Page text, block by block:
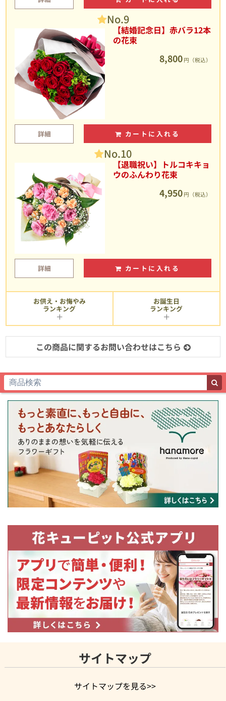
No.9
【結婚記念日】赤バラ12本
の花束
8,800 円（税込）
詳細 カートに入れる
No.10
【退職祝い】トルコキキョ
ウのふんわり花束
4,950 円（税込）
詳細 カートに入れる
お供え・お悔やみ
ランキング
お誕生日
ランキング
この商品に関するお問い合わせはこちら
サイトマップ
サイトマップを見る>>